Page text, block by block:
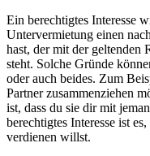
Ein berechtigtes Interesse
Untervermietung einen
hast, der mit der geltenden
steht. Solche Gründe
oder auch beides. Zum
Partner zusammenziehen
ist, dass du sie dir mit
berechtigtes Interesse ist
verdienen willst.